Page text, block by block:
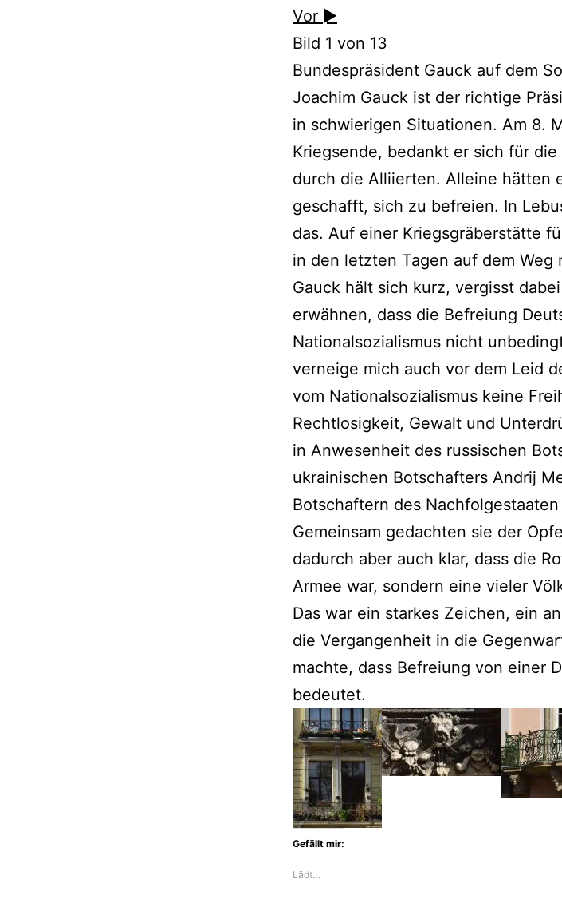
Vor ►
Bild 1 von 13
Bundespräsident Gauck auf dem
Joachim Gauck ist der richtige
in schwierigen Situationen. Am 8.
Kriegsende, bedankt er sich für
durch die Alliierten. Alleine hätten
geschafft, sich zu befreien. In
das. Auf einer Kriegsgräberstätte
in den letzten Tagen auf dem Weg
Gauck hält sich kurz, vergisst
erwähnen, dass die Befreiung
Nationalsozialismus nicht
verneige mich auch vor dem Leid
vom Nationalsozialismus keine
Rechtlosigkeit, Gewalt und
in Anwesenheit des russischen
ukrainischen Botschafters Andrij
Botschaftern des
Gemeinsam gedachten sie der
dadurch aber auch klar, dass die
Armee war, sondern eine vieler
Das war ein starkes Zeichen, ein
die Vergangenheit in die
machte, dass Befreiung von einer
bedeutet.
Gefällt mir:
Lädt…